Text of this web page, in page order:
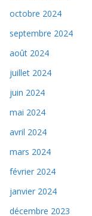
octobre 2024
septembre 2024
août 2024
juillet 2024
juin 2024
mai 2024
avril 2024
mars 2024
février 2024
janvier 2024
décembre 2023